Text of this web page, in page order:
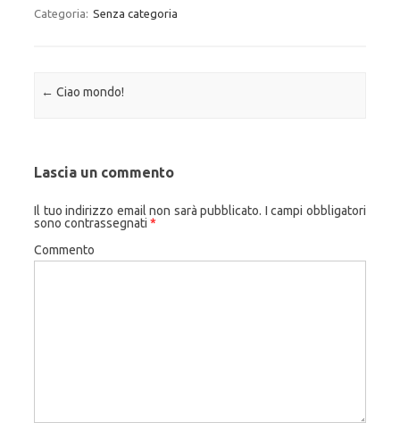
Categoria: Senza categoria
Navigazione articolo
← Ciao mondo!
Lascia un commento
Il tuo indirizzo email non sarà pubblicato. I campi obbligatori
sono contrassegnati *
Commento